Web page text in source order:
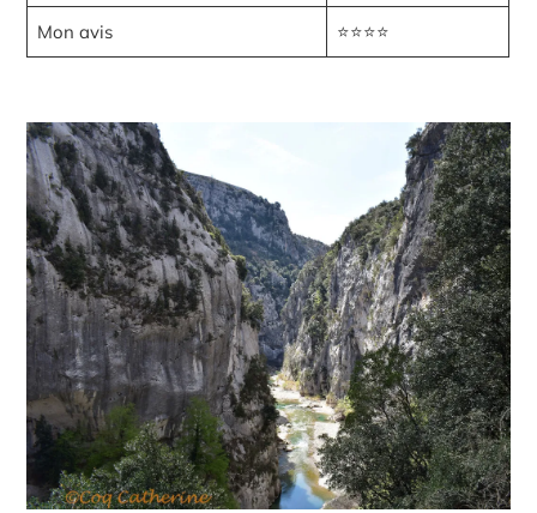
Mon avis ⭐⭐⭐⭐